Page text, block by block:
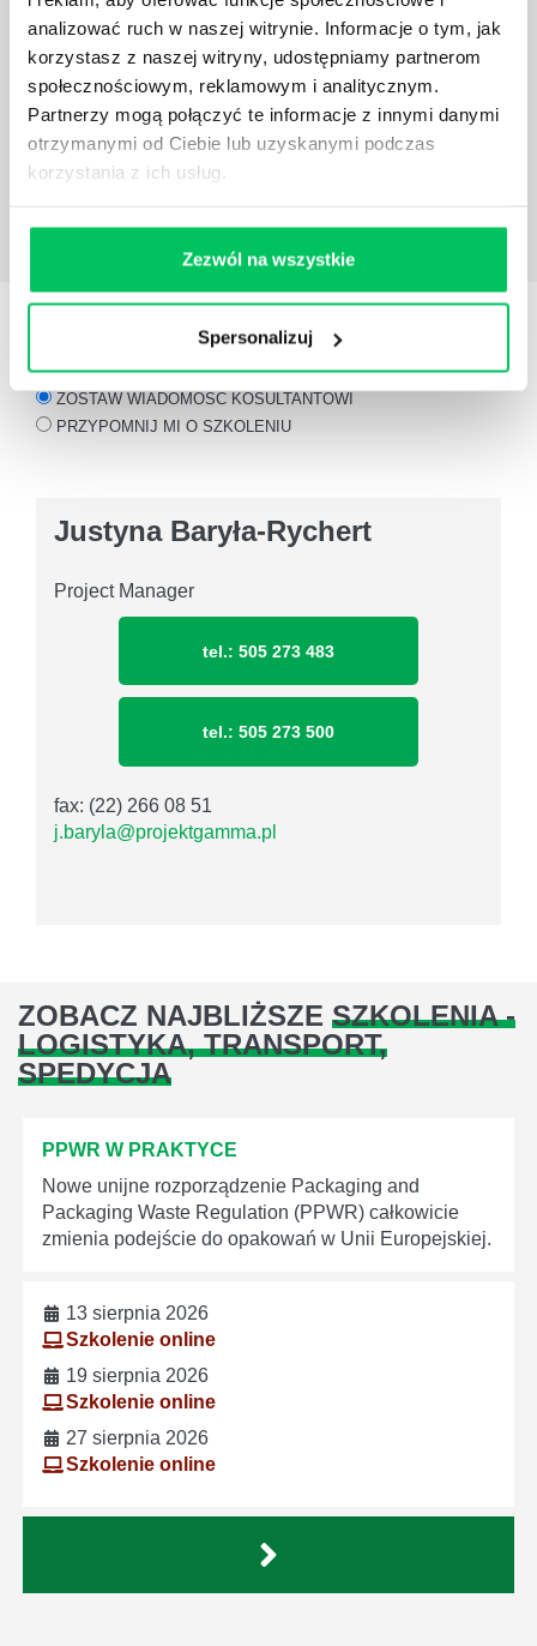
analizować ruch w naszej witrynie. Informacje o tym, jak
korzystasz z naszej witryny, udostępniamy partnerom
społecznościowym, reklamowym i analitycznym.
Partnerzy mogą połączyć te informacje z innymi danymi
otrzymanymi od Ciebie lub uzyskanymi podczas
korzystania z ich usług.
Zezwól na wszystkie
Spersonalizuj
Szkolenie było szczególnie istotne w przypadku grupy
o zróżnicowanym poziomie kompetencji – od
pracowników bardzo młodych stażem, przez osoby z
kilkuletnim doświadczeniem, po menedżerów
średniego szczebla. Realizacja w kilku oddzielnych
modułach tematycznych, z jednoczesnym
Anna HayderDyrektor Działu Zarządzania
Reklamacjami w LUX MED
Dowiedz się więcej
KONSULTANTSZKOLENIA
ZOSTAW WIADOMOŚĆ KOSULTANTOWI
PRZYPOMNIJ MI O SZKOLENIU
Justyna Baryła-Rychert
Project Manager
tel.: 505 273 483
tel.: 505 273 500
fax: (22) 266 08 51
j.baryla@projektgamma.pl
ZOBACZ NAJBLIŻSZE SZKOLENIA -
LOGISTYKA, TRANSPORT,
SPEDYCJA
PPWR W PRAKTYCE
Nowe unijne rozporządzenie Packaging and
Packaging Waste Regulation (PPWR) całkowicie
zmienia podejście do opakowań w Unii Europejskiej.
13 sierpnia 2026
Szkolenie online
19 sierpnia 2026
Szkolenie online
27 sierpnia 2026
Szkolenie online